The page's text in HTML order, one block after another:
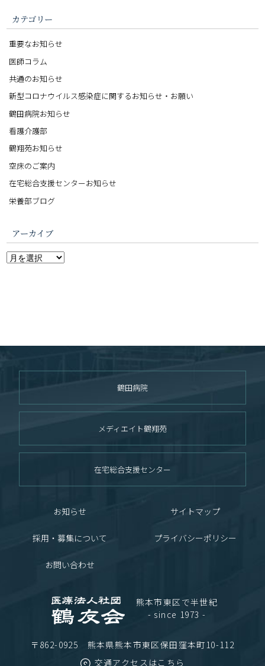
カテゴリー
重要なお知らせ
医師コラム
共通のお知らせ
新型コロナウイルス感染症に関するお知らせ・お願い
鶴田病院お知らせ
看護介護部
鶴翔苑お知らせ
空床のご案内
在宅総合支援センターお知らせ
栄養部ブログ
アーカイブ
熊本市東区で半世紀
- since 1973 -
〒862-0925 熊本県熊本市東区保田窪本町10-112
交通アクセスはこちら
鶴田病院
メディエイト鶴翔苑
在宅総合支援センター
お知らせ サイトマップ
採用・募集について プライバシーポリシー
お問い合わせ